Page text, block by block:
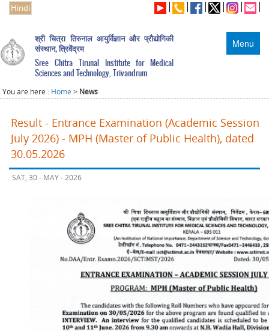
Hindi
Menu
श्री चित्रा तिरुनाल आयुर्विज्ञान और प्रौद्योगिकी
संस्थान, त्रिवेंद्रम
Sree Chitra Tirunal Institute for Medical
Sciences and Technology, Trivandrum
You are here : Home > News
Result - Entrance Examination (Academic Session
July 2026) - MPH (Master of Public Health), dated
30.05.2026
SAT, 30 - MAY - 2026